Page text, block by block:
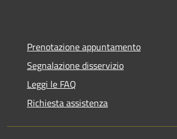
Prenotazione appuntamento
Segnalazione disservizio
Leggi le FAQ
Richiesta assistenza